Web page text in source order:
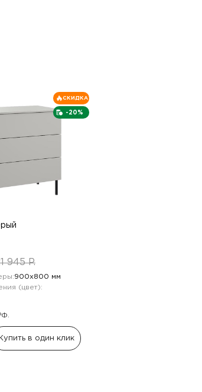
-20%
СКИДКА
945 P.
900х800 мм
(цвет):
Купить в один клик